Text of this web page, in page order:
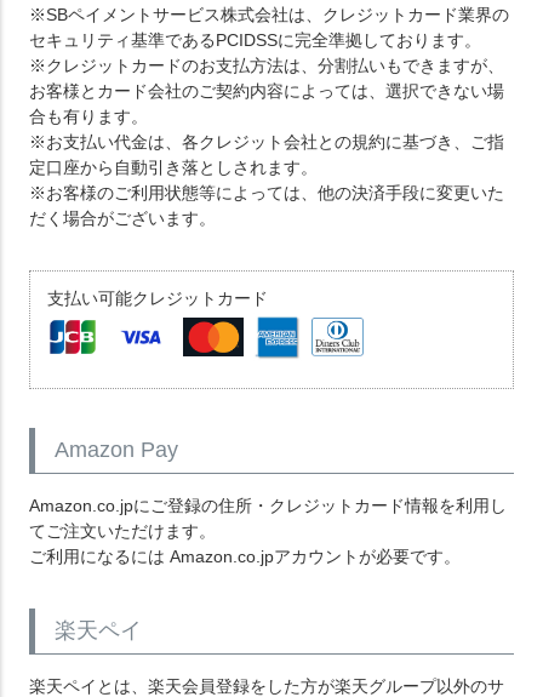
※SBペイメントサービス株式会社は、クレジットカード業界の
セキュリティ基準であるPCIDSSに完全準拠しております。
※クレジットカードのお支払方法は、分割払いもできますが、
お客様とカード会社のご契約内容によっては、選択できない場
合も有ります。
※お支払い代金は、各クレジット会社との規約に基づき、ご指
定口座から自動引き落としされます。
※お客様のご利用状態等によっては、他の決済手段に変更いた
だく場合がございます。
支払い可能クレジットカード
Amazon Pay
Amazon.co.jpにご登録の住所・クレジットカード情報を利用し
てご注文いただけます。
ご利用になるには Amazon.co.jpアカウントが必要です。
楽天ペイ
楽天ペイとは、楽天会員登録をした方が楽天グループ以外のサ